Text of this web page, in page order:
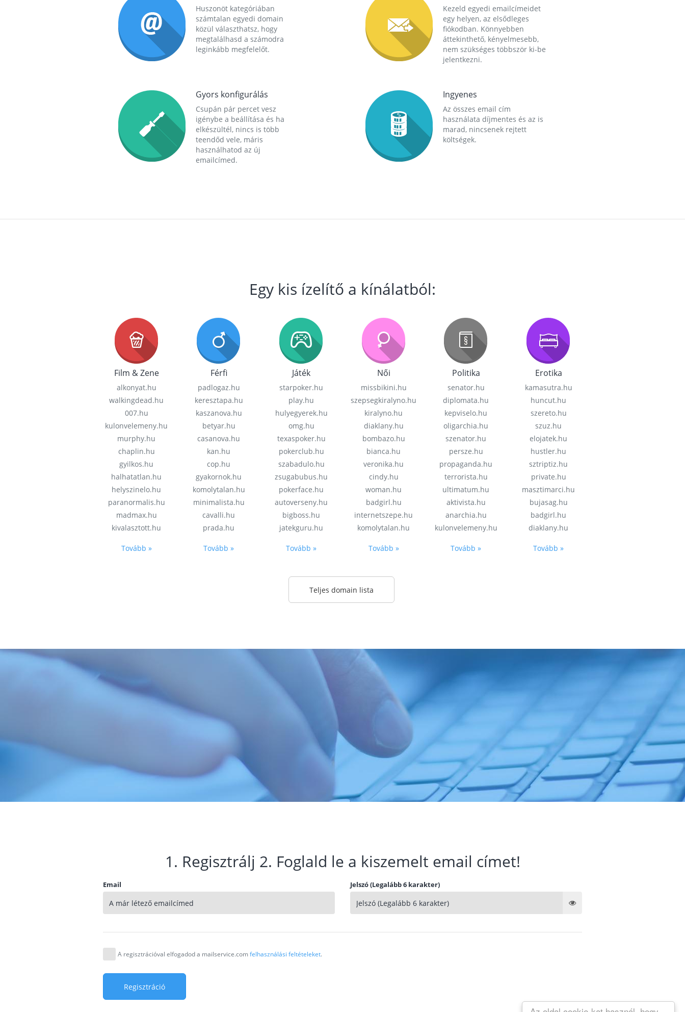
Huszonöt kategóriában
számtalan egyedi domain
közül választhatsz, hogy
megtalálhasd a számodra
leginkább megfelelőt.
Kezeld egyedi emailcímeidet
egy helyen, az elsődleges
fiókodban. Könnyebben
áttekinthető, kényelmesebb,
nem szükséges többször ki-be
jelentkezni.
Gyors konfigurálás
Csupán pár percet vesz
igénybe a beállítása és ha
elkészültél, nincs is több
teendőd vele, máris
használhatod az új
emailcímed.
Ingyenes
Az összes email cím
használata díjmentes és az is
marad, nincsenek rejtett
költségek.
Egy kis ízelítő a kínálatból:
Film & Zene
alkonyat.hu
walkingdead.hu
007.hu
kulonvelemeny.hu
murphy.hu
chaplin.hu
gyilkos.hu
halhatatlan.hu
helyszinelo.hu
paranormalis.hu
madmax.hu
kivalasztott.hu
Tovább »
Férfi
padlogaz.hu
keresztapa.hu
kaszanova.hu
betyar.hu
casanova.hu
kan.hu
cop.hu
gyakornok.hu
komolytalan.hu
minimalista.hu
cavalli.hu
prada.hu
Tovább »
Játék
starpoker.hu
play.hu
hulyegyerek.hu
omg.hu
texaspoker.hu
pokerclub.hu
szabadulo.hu
zsugabubus.hu
pokerface.hu
autoverseny.hu
bigboss.hu
jatekguru.hu
Tovább »
Női
missbikini.hu
szepsegkiralyno.hu
kiralyno.hu
diaklany.hu
bombazo.hu
bianca.hu
veronika.hu
cindy.hu
woman.hu
badgirl.hu
internetszepe.hu
komolytalan.hu
Tovább »
Politika
senator.hu
diplomata.hu
kepviselo.hu
oligarchia.hu
szenator.hu
persze.hu
propaganda.hu
terrorista.hu
ultimatum.hu
aktivista.hu
anarchia.hu
kulonvelemeny.hu
Tovább »
Erotika
kamasutra.hu
huncut.hu
szereto.hu
szuz.hu
elojatek.hu
hustler.hu
sztriptiz.hu
private.hu
masztimarci.hu
bujasag.hu
badgirl.hu
diaklany.hu
Tovább »
Teljes domain lista
1. Regisztrálj 2. Foglald le a kiszemelt email címet!
Email Jelszó (Legalább 6 karakter)
A regisztrációval elfogadod a mailservice.comfelhasználási feltételeket.
Regisztráció